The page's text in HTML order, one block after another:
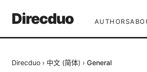
Direcduo AUTHORS
Direcduo › 中文 (简体) › General